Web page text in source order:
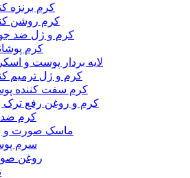
کرم برنزه
کرم روشن
کرم و ژل ضد
کرم
لایه بردار پوست و
کرم و ژل ترمیم
کرم سفت کننده
کرم و روغن رفع ترک
کرم
ماسک صورت و
سرم
روغن